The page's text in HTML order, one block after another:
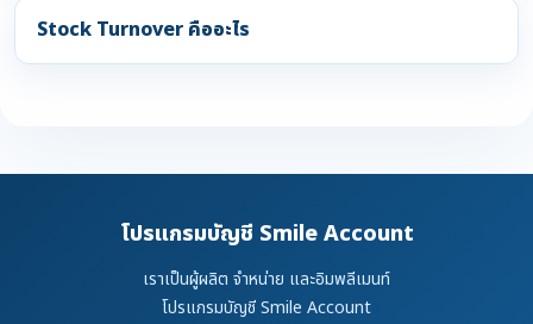
Stock Turnover คืออะไร
โปรแกรมบัญชี Smile Account
เราเป็นผู้ผลิต จำหน่าย และอิมพลีเมนท์
โปรแกรมบัญชี Smile Account